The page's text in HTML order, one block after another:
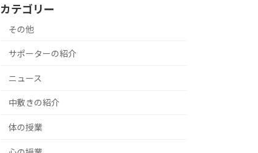
カテゴリー
その他
サポーターの紹介
ニュース
中敷きの紹介
体の授業